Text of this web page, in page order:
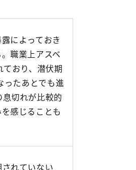
によっておき
職業上アスベ
おり、潜伏期
ったあとでも進
切れが比較的
感じることも
れていない